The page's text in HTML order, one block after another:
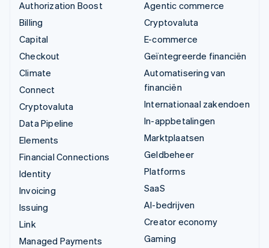
Authorization Boost
Billing
Capital
Checkout
Climate
Connect
Cryptovaluta
Data Pipeline
Elements
Financial Connections
Identity
Invoicing
Issuing
Link
Managed Payments
Agentic commerce
Cryptovaluta
E-commerce
Geïntegreerde financiën
Automatisering van
financiën
Internationaal zakendoen
In-appbetalingen
Marktplaatsen
Geldbeheer
Platforms
SaaS
AI-bedrijven
Creator economy
Gaming